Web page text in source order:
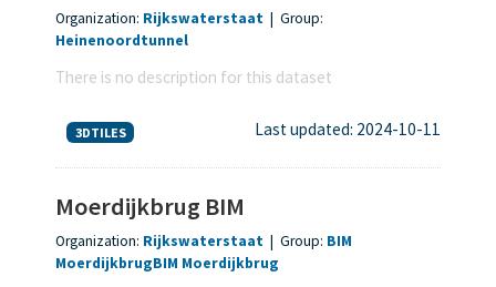
Organization: Rijkswaterstaat | Group:
Heinenoordtunnel
There is no description for this dataset
3DTILES Last updated: 2024-10-11
Moerdijkbrug BIM
Organization: Rijkswaterstaat | Group: BIM
MoerdijkbrugBIM Moerdijkbrug